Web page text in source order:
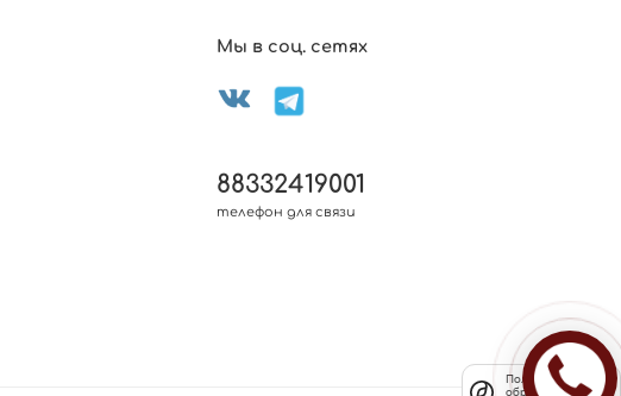
Мы в соц. сетях
88332419001
телефон для связи
Политика
обработки